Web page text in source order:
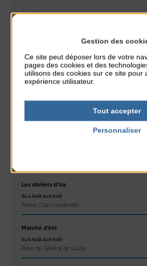
CLASSÉ DANS :
À noter aussi
Les ateliers d’Isa
du 4 Août au 6 Août
Tennis Club Coutainville
Marché d’été
du 6 Août au 6 Août
Place du Général de Gaulle
Gestion des
Ce site peut déposer lors de votre
pages des cookies et des
utilisons des cookies sur ce site pour
expérience utilisateur.
Tout accepter
Personnaliser